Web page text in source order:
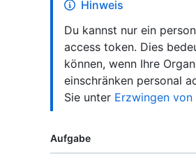
Hinweis
Du kannst nur ein
access token. Dies
können, wenn Ihre
einschränken personal
Sie unter Erzwingen
Aufgabe